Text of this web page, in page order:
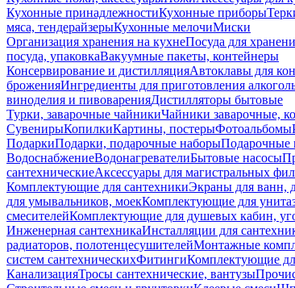
Кухонные принадлежностиКухонные приборы
мяса, тендерайзерыКухонные мелочиМиски
Организация хранения на кухнеПосуда для
посуда, упаковкаВакуумные пакеты, контейнеры
Консервирование и дистилляцияАвтоклавы для
броженияИнгредиенты для приготовления
виноделия и пивоваренияДистилляторы бытовые
Турки, заварочные чайникиЧайники заварочные,
СувенирыКопилкиКартины, постерыФотоальбомы
ПодаркиПодарки, подарочные наборыПодарочные
ВодоснабжениеВодонагревателиБытовые насосы
сантехническиеАксессуары для магистральных
Комплектующие для сантехникиЭкраны для ванн,
для умывальников, моекКомплектующие для
смесителейКомплектующие для душевых кабин,
Инженерная сантехникаИнсталляции для
радиаторов, полотенцесушителейМонтажные
систем сантехническихФитингиКомплектующие
КанализацияТросы сантехнические, вантузы